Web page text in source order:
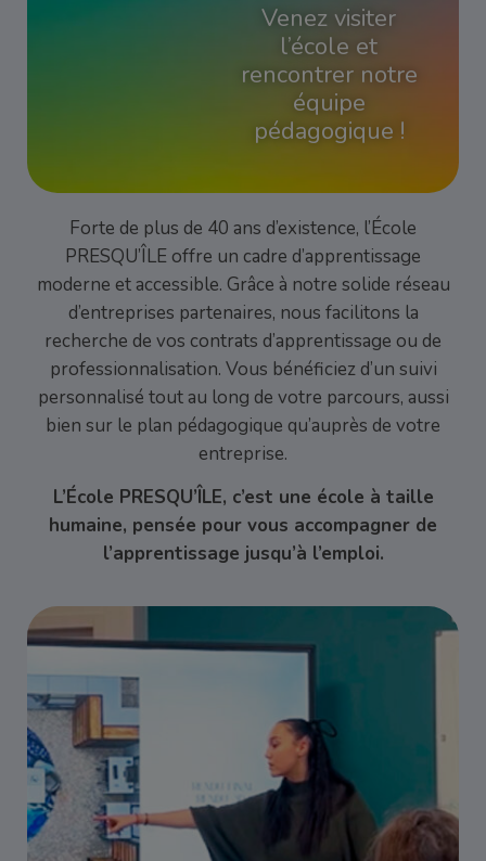
Venez visiter
l’école et
rencontrer notre
équipe
pédagogique !
Forte de plus de 40 ans d’existence, l’École
PRESQU’ÎLE offre un cadre d’apprentissage
moderne et accessible. Grâce à notre solide réseau
d’entreprises partenaires, nous facilitons la
recherche de vos contrats d’apprentissage ou de
professionnalisation. Vous bénéficiez d’un suivi
personnalisé tout au long de votre parcours, aussi
bien sur le plan pédagogique qu’auprès de votre
entreprise.
L’École PRESQU’ÎLE, c’est une école à taille
humaine, pensée pour vous accompagner de
l’apprentissage jusqu’à l’emploi.